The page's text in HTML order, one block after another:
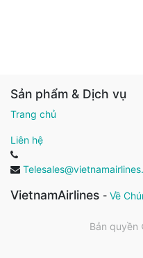
Sản phẩm & Dịch vụ
Trang chủ
Liên hệ
VietnamAirlines - Về
Bản quyền